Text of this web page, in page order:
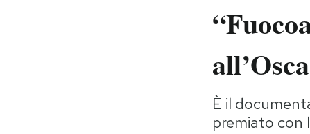
Storie/Idee
Ok Boomer!
È il
premiato con